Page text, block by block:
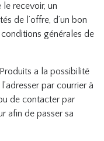
recevoir, un
de l’offre, d’un bon
générales de
a la possibilité
par courrier à
de contacter par
afin de passer sa